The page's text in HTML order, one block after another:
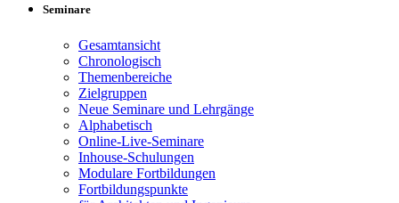
Seminare
Gesamtansicht
Chronologisch
Themenbereiche
Zielgruppen
Neue Seminare und Lehrgänge
Alphabetisch
Online-Live-Seminare
Inhouse-Schulungen
Modulare Fortbildungen
Fortbildungspunkte